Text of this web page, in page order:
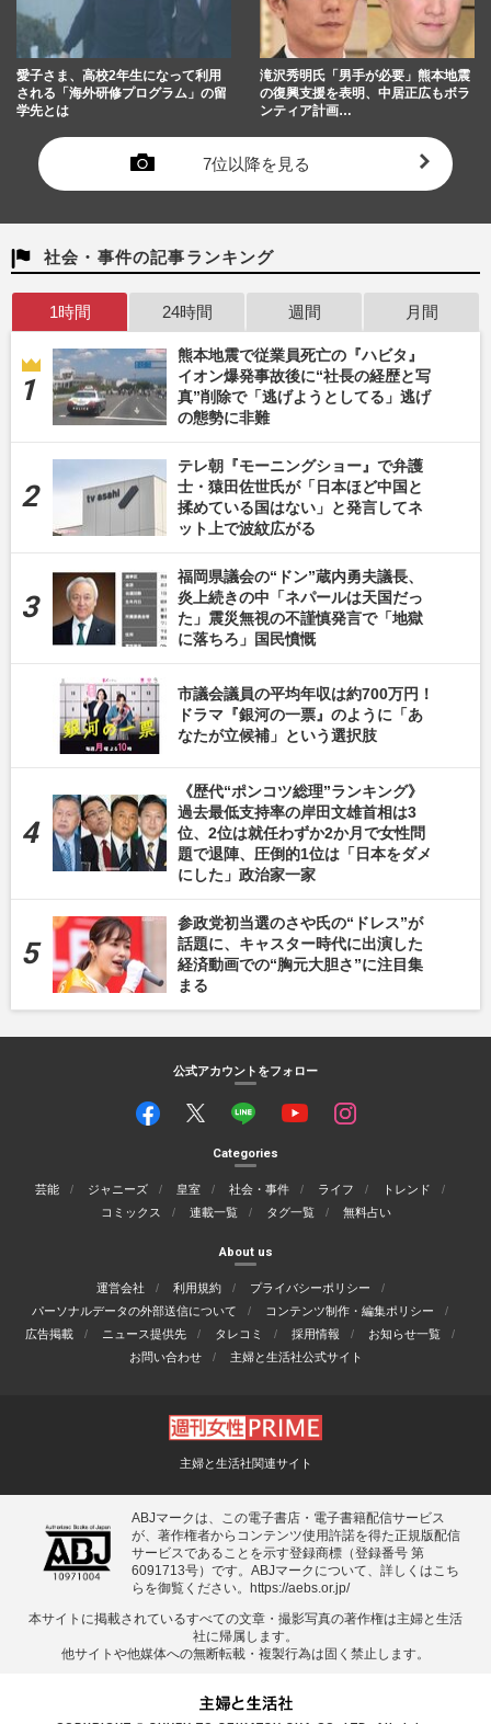
愛子さま、高校2年生になって利用
される「海外研修プログラム」の留
学先とは
滝沢秀明氏「男手が必要」熊本地震
の復興支援を表明、中居正広もボラ
ンティア計画…
7位以降を見る
社会・事件の記事ランキング
1時間 24時間 週間 月間
熊本地震で従業員死亡の『ハビタ』
イオン爆発事故後に“社長の経歴と写
真”削除で「逃げようとしてる」逃げ
の態勢に非難
テレ朝『モーニングショー』で弁護
士・猿田佐世氏が「日本ほど中国と
揉めている国はない」と発言してネ
ット上で波紋広がる
福岡県議会の“ドン”蔵内勇夫議長、
炎上続きの中「ネパールは天国だっ
た」震災無視の不謹慎発言で「地獄
に落ちろ」国民憤慨
市議会議員の平均年収は約700万円！
ドラマ『銀河の一票』のように「あ
なたが立候補」という選択肢
《歴代“ポンコツ総理”ランキング》
過去最低支持率の岸田文雄首相は3
位、2位は就任わずか2か月で女性問
題で退陣、圧倒的1位は「日本をダメ
にした」政治家一家
参政党初当選のさや氏の“ドレス”が
話題に、キャスター時代に出演した
経済動画での“胸元大胆さ”に注目集
まる
公式アカウントをフォロー
Categories
芸能 ジャニーズ 皇室 社会・事件 ライフ
トレンド
コミックス
連載一覧 タグ一覧 無料占い
About us
運営会社 利用規約
プライバシーポリシー
パーソナルデータの外部送信について
コンテンツ制作・編集ポリシー
広告掲載
ニュース提供先 タレコミ 採用情報
お知らせ一覧
お問い合わせ
主婦と生活社公式サイト
主婦と生活社関連サイト
ABJマークは、この電子書店・電子書籍配信サービス
が、著作権者からコンテンツ使用許諾を得た正規版配信
サービスであることを示す登録商標（登録番号 第
6091713号）です。ABJマークについて、詳しくはこち
らを御覧ください。 https://aebs.or.jp/
本サイトに掲載されているすべての⽂章・撮影写真の著作権は主婦と⽣活
社に帰属します。
他サイトや他媒体への無断転載・複製⾏為は固く禁⽌します。